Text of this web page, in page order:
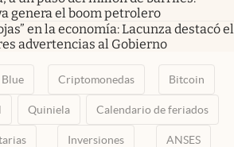
genera el boom petrolero
en la economía: Lacunza destacó el
advertencias al Gobierno
Criptomonedas Bitcoin
Quiniela Calendario de feriados
Inversiones ANSES